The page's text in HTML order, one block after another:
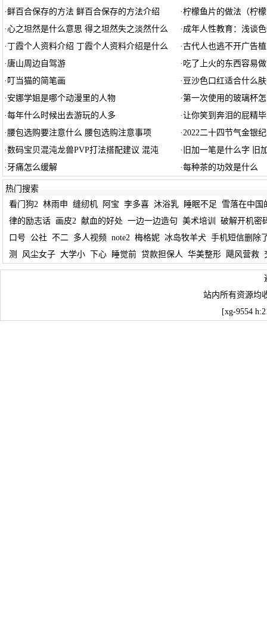
·鲜百合保存的方法 鲜百合保存的方法介绍 ·柠檬鱼片的做法（柠
·心之坦然是什么意思 得之坦然失之淡然什么 · 成年人性教育：浅谈
·丁霞个人资料介绍 丁霞个人资料介绍是什么 ·古代人也逃不开广告
· 唐山周边自驾游 · 吃了上火的东西容易
· 叮当猫的简笔画 · 豆沙色口红适合什么
· 安娜学姐是哪个动漫里的人物 ·第一次使用的玻璃杯
·每年什么时候出去游玩的人多 ·让你笑到奔泪的屁精
·腰包选购要注意什么 腰包选购注意事项 ·2022二十四节气金银
·数码宝贝混沌龙兽PVP打法搭配建议 混沌 · 旧加一笔是什么字 旧
· 牙痛怎么缓解 ·每种茶的功效是什么
热门搜索
看门狗2 林雨申 缝纫机 阿宝 李多喜 沐浴乳 睡眠不足
雪落在中国
律的励志话
画皮2 献血的好处 一边一边造句 美术培训
破解开机密
口号
公社 不二 多人视频 note2 梅格妮 冰岛牧羊犬 手机短信删除
测
风尘女子 大学小 下心 睡觉前 贷款担保人 华美整形 飓风营救
站内所有资源均
[xg-9554